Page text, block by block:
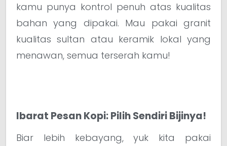
kamu punya kontrol penuh atas kualitas
bahan yang dipakai. Mau pakai granit
kualitas sultan atau keramik lokal yang
menawan, semua terserah kamu!
Ibarat Pesan Kopi: Pilih Sendiri Bijinya!
Biar lebih kebayang, yuk kita pakai